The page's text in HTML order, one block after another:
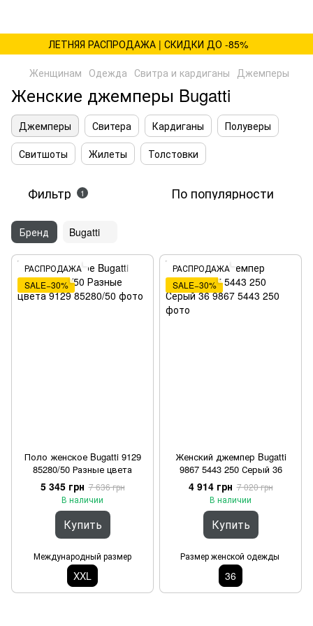
ЛЕТНЯЯ РАСПРОДАЖА | СКИДКИ ДО -85%
Женщинам Одежда Свитра и кардиганы Джемперы
Женские джемперы Bugatti
Джемперы Свитера Кардиганы
Полуверы
Свитшоты
Жилеты Толстовки
Фильтр 1 По популярности
Бренд Bugatti
РАСПРОДАЖА
SALE−30%
Поло женское Bugatti 9129
85280/50 Разные цвета
5 345 грн 7 636 грн
В наличии
Купить
Международный размер
XXL
РАСПРОДАЖА
SALE−30%
Женский джемпер Bugatti
9867 5443 250 Серый 36
4 914 грн 7 020 грн
В наличии
Купить
Размер женской одежды
36